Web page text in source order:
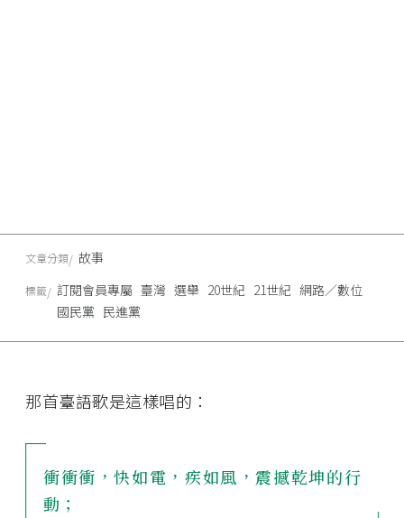
那首臺語歌是這樣唱的：
衝衝衝，快如電，疾如風，震撼乾坤的行
動；
文章分類 故事
標籤 訂閱會員專屬 臺灣 選舉 20世紀 21世紀 網路／數位
國民黨 民進黨